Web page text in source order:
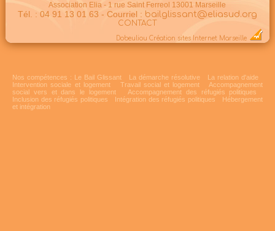
Association Elia - 1 rue Saint Ferreol 13001 Marseille
Tél. : 04 91 13 01 63 - Courriel : bailglissant@eliasud.org
CONTACT
Dobeuliou Création sites Internet Marseille
Nos compétences : Le Bail Glissant La démarche résolutive
La relation d'aide
Intervention sociale et logement
Travail social et logement
Accompagnement
social vers et dans le logement
Accompagnement des réfugiés politiques
Inclusion des réfugiés politiques
Intégration des réfugiés politiques
Hébergement
et intégration